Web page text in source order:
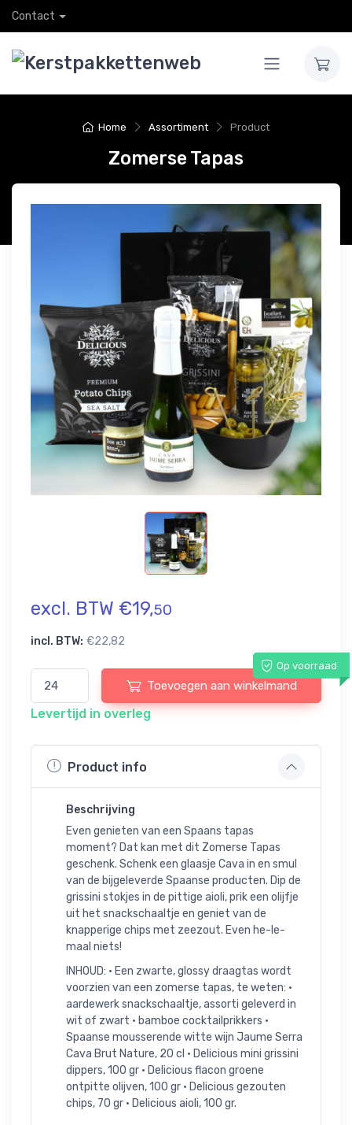
Contact
Home Assortiment Product
Zomerse Tapas
excl. BTW €19,50
incl. BTW: €22,82
Op voorraad
Toevoegen aan winkelmand
Levertijd in overleg
Product info
Beschrijving
Even genieten van een Spaans tapas
moment? Dat kan met dit Zomerse Tapas
geschenk. Schenk een glaasje Cava in en smul
van de bijgeleverde Spaanse producten. Dip de
grissini stokjes in de pittige aioli, prik een olijfje
uit het snackschaaltje en geniet van de
knapperige chips met zeezout. Even he-le-
maal niets!
INHOUD: • Een zwarte, glossy draagtas wordt
voorzien van een zomerse tapas, te weten: •
aardewerk snackschaaltje, assorti geleverd in
wit of zwart • bamboe cocktailprikkers •
Spaanse mousserende witte wijn Jaume Serra
Cava Brut Nature, 20 cl • Delicious mini grissini
dippers, 100 gr • Delicious flacon groene
ontpitte olijven, 100 gr • Delicious gezouten
chips, 70 gr • Delicious aioli, 100 gr.